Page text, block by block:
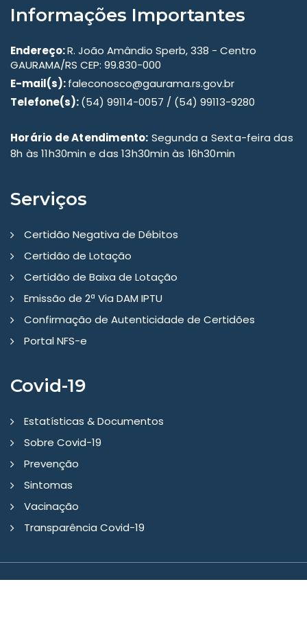
Informações Importantes
Endereço:R. João Amândio Sperb, 338 - Centro
GAURAMA/RS CEP: 99.830-000
E-mail(s):faleconosco@gaurama.rs.gov.br
Telefone(s):(54) 99114-0057 / (54) 99113-9280
Horário de Atendimento: Segunda a Sexta-feira das
8h às 11h30min e das 13h30min às 16h30min
Serviços
Certidão Negativa de Débitos
Certidão de Lotação
Certidão de Baixa de Lotação
Emissão de 2ª Via DAM IPTU
Confirmação de Autenticidade de Certidões
Portal NFS-e
Covid-19
Estatísticas & Documentos
Sobre Covid-19
Prevenção
Sintomas
Vacinação
Transparência Covid-19